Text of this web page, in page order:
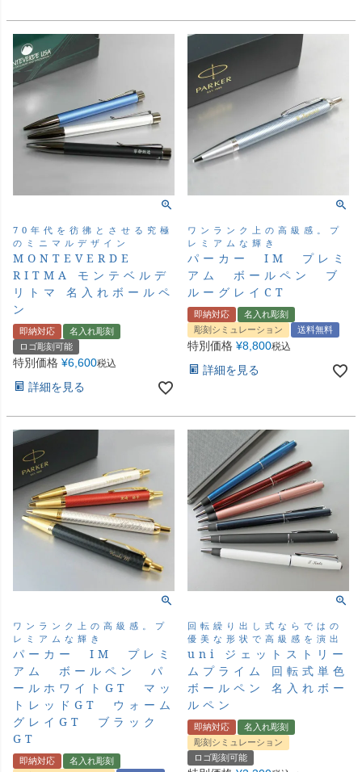
70年代を彷彿とさせる究極
のミニマルデザイン
MONTEVERDE
RITMA モンテベルデ
リトマ 名入れボールペ
ン
即納対応
名入れ彫刻
ロゴ彫刻可能
特別価格 ¥6,600税込
詳細を見る
ワンランク上の高級感。プ
レミアムな輝き
パーカー IM プレミ
アム ボールペン ブ
ルーグレイCT
即納対応
名入れ彫刻
彫刻シミュレーション
送料無料
特別価格 ¥8,800税込
詳細を見る
ワンランク上の高級感。プ
レミアムな輝き
パーカー IM プレミ
アム ボールペン パ
ールホワイトGT マッ
トレッドGT ウォーム
グレイGT ブラック
GT
即納対応
名入れ彫刻
回転繰り出し式ならではの
優美な形状で高級感を演出
uni ジェットストリー
ムプライム 回転式単色
ボールペン 名入れボー
ルペン
即納対応
名入れ彫刻
彫刻シミュレーション
ロゴ彫刻可能